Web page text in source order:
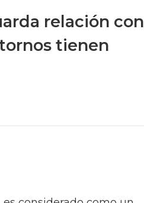
relación con
tienen